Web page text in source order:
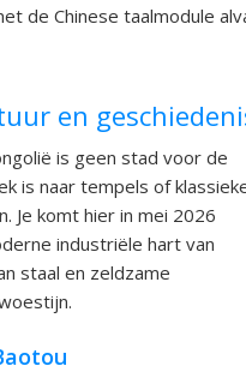
de Chinese taalmodule
en
is geen stad voor de
is naar tempels of
Je komt hier in mei 2026
industriële hart van
staal en zeldzame